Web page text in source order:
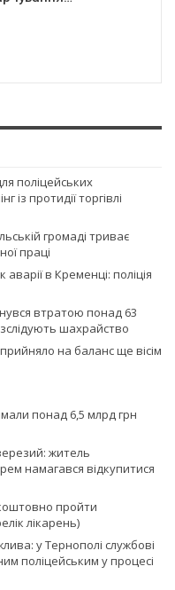
поліцейських
протидії торгівлі
громаді триває
праці
в Кременці: поліція
втратою понад 63
шахрайство
на баланс ще вісім
понад 6,5 млрд грн
житель
намагався відкупитися
пройти
лікарень)
у Тернополі службові
поліцейським у процесі